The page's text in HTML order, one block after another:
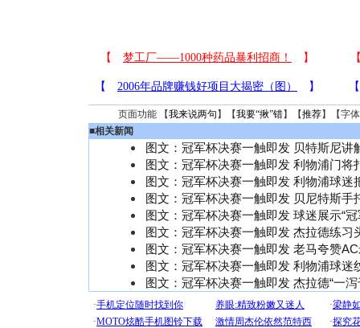
页面功能 【我来说两句 】【我要“揪”错】【推荐】【字
■相关新闻
图文：冠军杯决赛一触即发 贝特斯尼讲
图文：冠军杯决赛一触即发 利物浦门将
图文：冠军杯决赛一触即发 利物浦球迷
图文：冠军杯决赛一触即发 贝尼特斯手
图文：冠军杯决赛一触即发 球迷展示“冠
图文：冠军杯决赛一触即发 杰拉德练习
图文：冠军杯决赛一触即发 老马夸赞
图文：冠军杯决赛一触即发 利物浦球迷
图文：冠军杯决赛一触即发 杰拉德“一泻